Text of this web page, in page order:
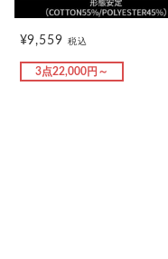
¥9,559税込
3点22,000円～